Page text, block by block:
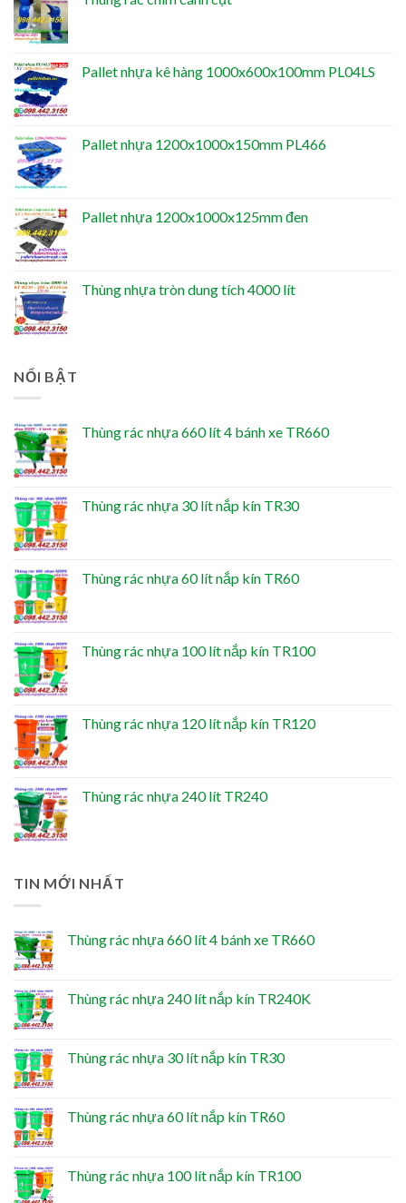
Pallet nhựa kê hàng 1000x600x100mm PL04LS
Pallet nhựa 1200x1000x150mm PL466
Pallet nhựa 1200x1000x125mm đen
Thùng nhựa tròn dung tích 4000 lít
NỔI BẬT
Thùng rác nhựa 660 lít 4 bánh xe TR660
Thùng rác nhựa 30 lít nắp kín TR30
Thùng rác nhựa 60 lít nắp kín TR60
Thùng rác nhựa 100 lít nắp kín TR100
Thùng rác nhựa 120 lít nắp kín TR120
Thùng rác nhựa 240 lít TR240
TIN MỚI NHẤT
Thùng rác nhựa 660 lít 4 bánh xe TR660
Thùng rác nhựa 240 lít nắp kín TR240K
Thùng rác nhựa 30 lít nắp kín TR30
Thùng rác nhựa 60 lít nắp kín TR60
Thùng rác nhựa 100 lít nắp kín TR100